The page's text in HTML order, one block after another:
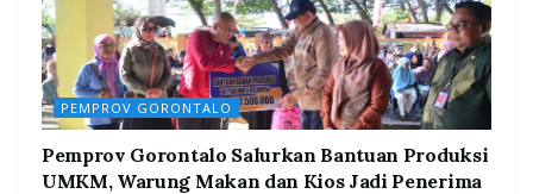
PEMPROV GORONTALO
Pemprov Gorontalo Salurkan Bantuan Produksi
UMKM, Warung Makan dan Kios Jadi Penerima